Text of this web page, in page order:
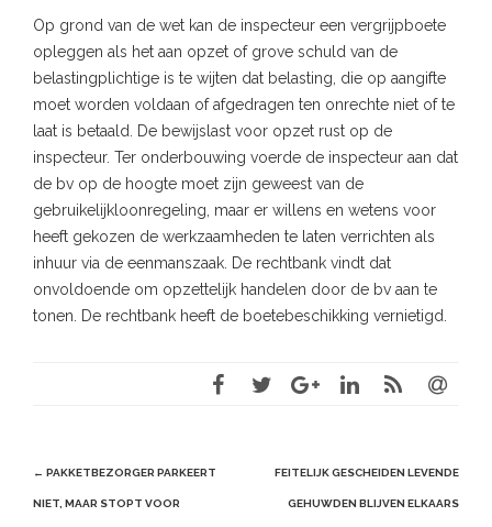
Op grond van de wet kan de inspecteur een vergrijpboete
opleggen als het aan opzet of grove schuld van de
belastingplichtige is te wijten dat belasting, die op aangifte
moet worden voldaan of afgedragen ten onrechte niet of te
laat is betaald. De bewijslast voor opzet rust op de
inspecteur. Ter onderbouwing voerde de inspecteur aan dat
de bv op de hoogte moet zijn geweest van de
gebruikelijkloonregeling, maar er willens en wetens voor
heeft gekozen de werkzaamheden te laten verrichten als
inhuur via de eenmanszaak. De rechtbank vindt dat
onvoldoende om opzettelijk handelen door de bv aan te
tonen. De rechtbank heeft de boetebeschikking vernietigd.
Post
navigation
← PAKKETBEZORGER PARKEERT
NIET, MAAR STOPT VOOR
FEITELIJK GESCHEIDEN LEVENDE
GEHUWDEN BLIJVEN ELKAARS